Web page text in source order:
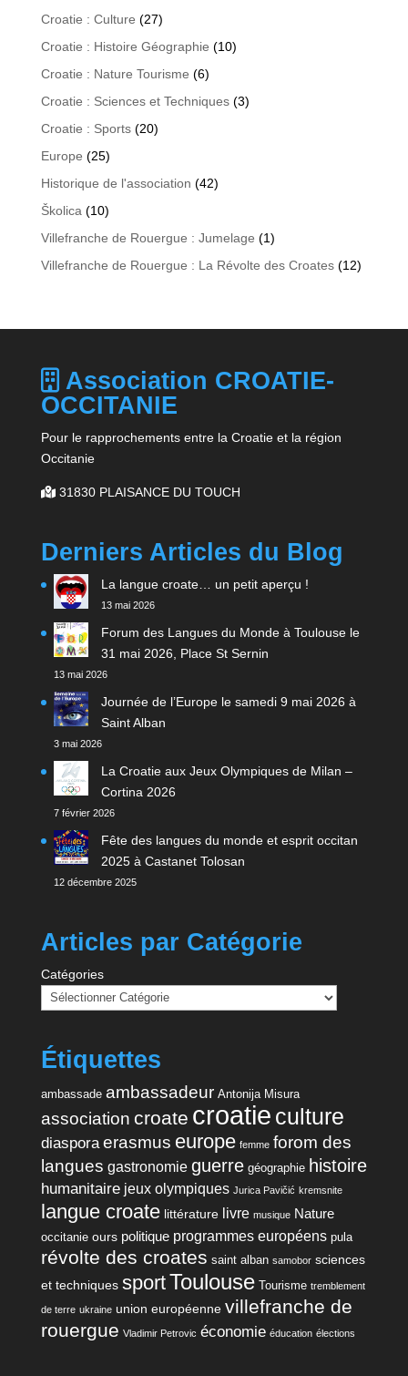
Croatie : Culture (27)
Croatie : Histoire Géographie (10)
Croatie : Nature Tourisme (6)
Croatie : Sciences et Techniques(3)
Croatie : Sports(20)
Europe (25)
Historique de l'association (42)
Školica (10)
Villefranche de Rouergue : Jumelage (1)
Villefranche de Rouergue : La Révolte des Croates(12)
Association CROATIE-
OCCITANIE
Pour le rapprochements entre la Croatie et la région
Occitanie
31830 PLAISANCE DU TOUCH
Derniers Articles du Blog
La langue croate… un petit aperçu !
13 mai 2026
Forum des Langues du Monde à Toulouse le
31 mai 2026, Place St Sernin
13 mai 2026
Journée de l’Europe le samedi 9 mai 2026 à
Saint Alban
3 mai 2026
La Croatie aux Jeux Olympiques de Milan –
Cortina 2026
7 février 2026
Fête des langues du monde et esprit occitan
2025 à Castanet Tolosan
12 décembre 2025
Articles par Catégorie
Catégories
Étiquettes
ambassade ambassadeur Antonija Misura
association croate croatie culture
diaspora erasmus europe femme forom des
langues gastronomie guerre géographie histoire
humanitaire jeux olympiques Jurica Pavičić kremsnite
langue croate littérature livre musique Nature
occitanie ours politique programmes européens pula
révolte des croates saint alban samobor sciences
et techniques sportToulouse Tourisme tremblement
de terre ukraine union européenne villefranche de
rouergue Vladimir Petrovic économie éducation élections